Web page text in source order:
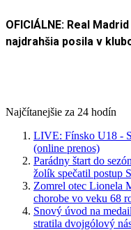
OFICIÁLNE: Real
najdrahšia posila v
Najčítanejšie za 24 hodín
LIVE: Fínsko U18 -
(online prenos)
Parádny štart do
žolík spečatil postup
Zomrel otec Lionela
chorobe vo veku 68
Snový úvod na
stratila dvojgólový